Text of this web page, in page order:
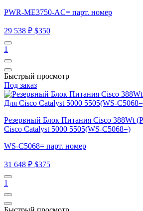
PWR-ME3750-AC= парт. номер
29 538 ₽ $350
1
Быстрый просмотр
Под заказ
Резервный Блок Питания Cisco 388Wt
Cisco Catalyst 5000 5505(WS-C5068=)
WS-C5068= парт. номер
31 648 ₽ $375
1